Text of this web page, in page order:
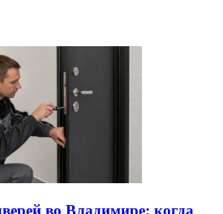
во Владимире: когда